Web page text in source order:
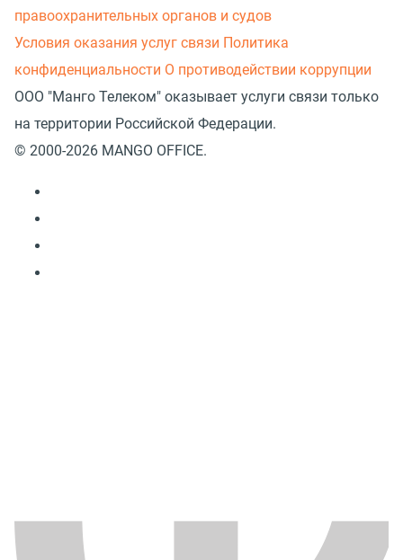
правоохранительных органов и судов
Условия оказания услуг связи Политика
конфиденциальности О противодействии коррупции
ООО "Манго Телеком" оказывает услуги связи только
на территории Российской Федерации.
© 2000-2026 MANGO OFFICE.